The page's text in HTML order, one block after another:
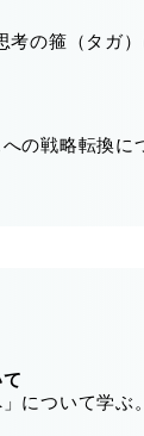
考の箍（タガ
の戦略転換に
について学ぶ